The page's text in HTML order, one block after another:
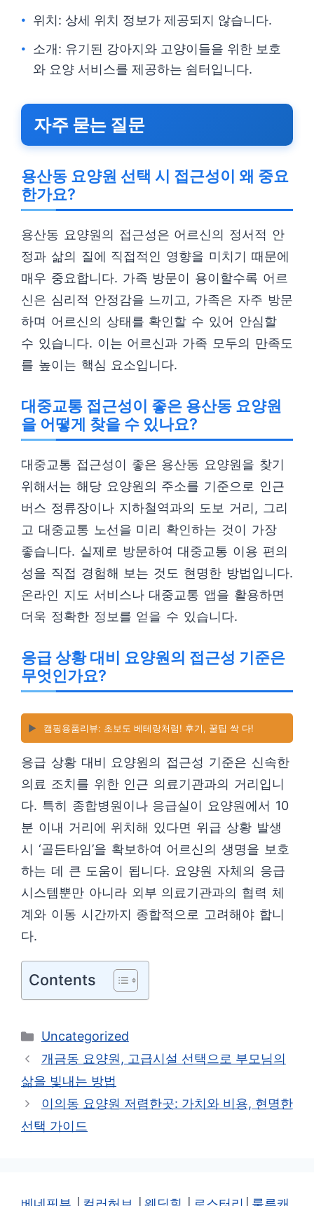
위치: 상세 위치 정보가 제공되지 않습니다.
소개: 유기된 강아지와 고양이들을 위한 보호
와 요양 서비스를 제공하는 쉼터입니다.
자주 묻는 질문
용산동 요양원 선택 시 접근성이 왜 중요
한가요?
용산동 요양원의 접근성은 어르신의 정서적 안
정과 삶의 질에 직접적인 영향을 미치기 때문에
매우 중요합니다. 가족 방문이 용이할수록 어르
신은 심리적 안정감을 느끼고, 가족은 자주 방문
하며 어르신의 상태를 확인할 수 있어 안심할
수 있습니다. 이는 어르신과 가족 모두의 만족도
를 높이는 핵심 요소입니다.
대중교통 접근성이 좋은 용산동 요양원
을 어떻게 찾을 수 있나요?
대중교통 접근성이 좋은 용산동 요양원을 찾기
위해서는 해당 요양원의 주소를 기준으로 인근
버스 정류장이나 지하철역과의 도보 거리, 그리
고 대중교통 노선을 미리 확인하는 것이 가장
좋습니다. 실제로 방문하여 대중교통 이용 편의
성을 직접 경험해 보는 것도 현명한 방법입니다.
온라인 지도 서비스나 대중교통 앱을 활용하면
더욱 정확한 정보를 얻을 수 있습니다.
응급 상황 대비 요양원의 접근성 기준은
무엇인가요?
▶️ 캠핑용품리뷰: 초보도 베테랑처럼! 후기, 꿀팁 싹 다!
응급 상황 대비 요양원의 접근성 기준은 신속한
의료 조치를 위한 인근 의료기관과의 거리입니
다. 특히 종합병원이나 응급실이 요양원에서 10
분 이내 거리에 위치해 있다면 위급 상황 발생
시 ‘골든타임’을 확보하여 어르신의 생명을 보호
하는 데 큰 도움이 됩니다. 요양원 자체의 응급
시스템뿐만 아니라 외부 의료기관과의 협력 체
계와 이동 시간까지 종합적으로 고려해야 합니
다.
Contents
카
테
고
리
Uncategorized
개금동 요양원, 고급시설 선택으로 부모님의
삶을 빛내는 방법
이의동 요양원 저렴한곳: 가치와 비용, 현명한
선택 가이드